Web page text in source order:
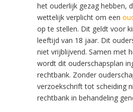
het ouderlijk gezag hebben,
wettelijk verplicht om een
op te stellen. Dit geldt voor
leeftijd van 18 jaar. Dit
niet vrijblijvend. Samen met
wordt dit ouderschapsplan
rechtbank. Zonder
verzoekschrift tot scheiding
rechtbank in behandeling